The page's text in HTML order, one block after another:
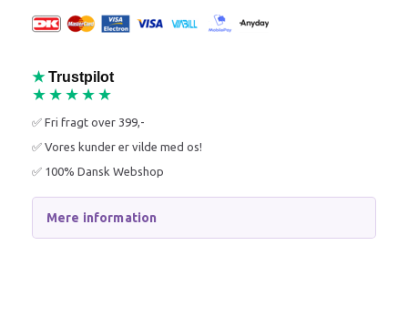
★ Trustpilot
★★★★★
✅ Fri fragt over 399,-
✅ Vores kunder er vilde med os!
✅ 100% Dansk Webshop
Mere information